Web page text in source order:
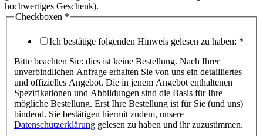
hochwertiges Geschenk).
Checkboxen *
Ich bestätige folgenden Hinweis gelesen zu haben: *
Bitte beachten Sie: dies ist keine Bestellung. Nach Ihrer
unverbindlichen Anfrage erhalten Sie von uns ein detailliertes
und offizielles Angebot. Die in jenem Angebot enthaltenen
Spezifikationen und Abbildungen sind die Basis für Ihre
mögliche Bestellung. Erst Ihre Bestellung ist für Sie (und uns)
bindend. Sie bestätigen hiermit zudem, unsere
Datenschutzerklärung gelesen zu haben und ihr zuzustimmen.